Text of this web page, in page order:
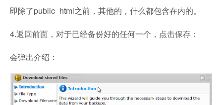
即除了public_html之前，其他的，什么都包含在内的。
4.返回前面，对于已经备份好的任何一个，点击保存：
会弹出介绍：